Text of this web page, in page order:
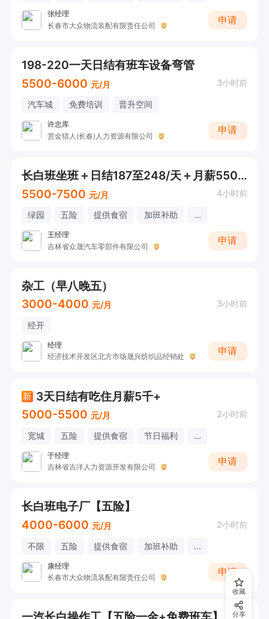
张经理
长春市大众物流装配有限责任公司
申请
198-220一天日结有班车设备弯管
5500-6000 元/月 3小时前
汽车城 免费培训 晋升空间
许忠库
赏金猎人(长春)人力资源有限公司
申请
长白班坐班＋日结187至248/天＋月薪5500加电子厂
5500-7500 元/月 4小时前
绿园 五险 提供食宿 加班补助 ...
王经理
吉林省众晟汽车零部件有限公司
申请
杂工（早八晚五）
3000-4000 元/月 3小时前
经开
经理
经济技术开发区北方市场晟兴纺织品经销处
申请
新 3天日结有吃住月薪5千+
5000-5500 元/月 2小时前
宽城 五险 提供食宿 节日福利 ...
于经理
吉林省吉洋人力资源开发有限公司
申请
长白班电子厂【五险】
4000-6000 元/月 2小时前
不限 五险 提供食宿 加班补助 ...
康经理
长春市大众物流装配有限责任公司
申请
收藏
分享